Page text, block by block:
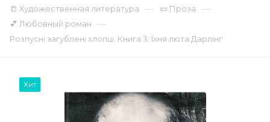
📒 Художественная литература — 📜 Проза —
💕 Любовный роман —
Розпусні загублені хлопці. Книга 3: Їхня люта Дарлінґ
Хит